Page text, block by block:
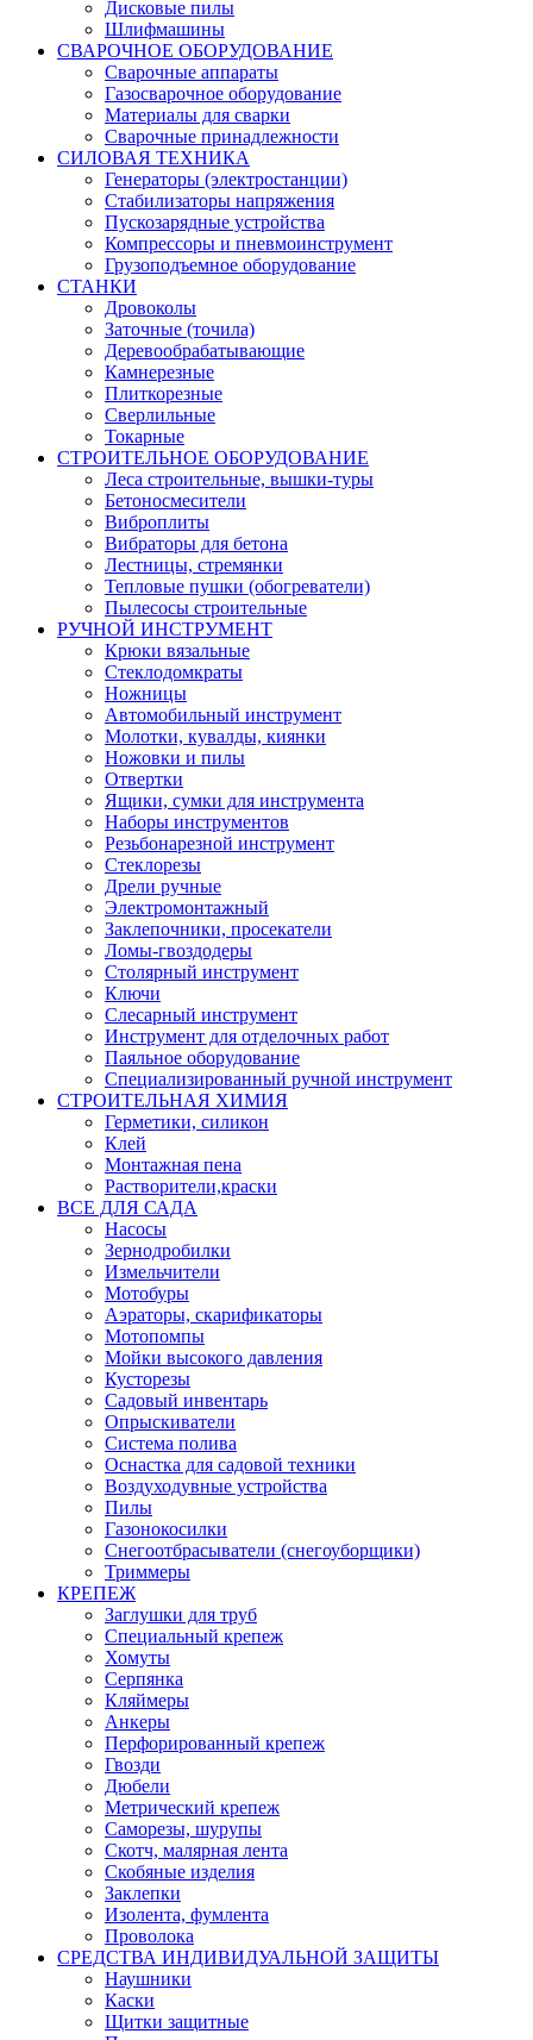
Дисковые пилы
Шлифмашины
СВАРОЧНОЕ ОБОРУДОВАНИЕ
Сварочные аппараты
Газосварочное оборудование
Материалы для сварки
Сварочные принадлежности
СИЛОВАЯ ТЕХНИКА
Генераторы (электростанции)
Стабилизаторы напряжения
Пускозарядные устройства
Компрессоры и пневмоинструмент
Грузоподъемное оборудование
СТАНКИ
Дровоколы
Заточные (точила)
Деревообрабатывающие
Камнерезные
Плиткорезные
Сверлильные
Токарные
СТРОИТЕЛЬНОЕ ОБОРУДОВАНИЕ
Леса строительные, вышки-туры
Бетоносмесители
Виброплиты
Вибраторы для бетона
Лестницы, стремянки
Тепловые пушки (обогреватели)
Пылесосы строительные
РУЧНОЙ ИНСТРУМЕНТ
Крюки вязальные
Стеклодомкраты
Ножницы
Автомобильный инструмент
Молотки, кувалды, киянки
Ножовки и пилы
Отвертки
Ящики, сумки для инструмента
Наборы инструментов
Резьбонарезной инструмент
Стеклорезы
Дрели ручные
Электромонтажный
Заклепочники, просекатели
Ломы-гвоздодеры
Столярный инструмент
Ключи
Слесарный инструмент
Инструмент для отделочных работ
Паяльное оборудование
Специализированный ручной инструмент
СТРОИТЕЛЬНАЯ ХИМИЯ
Герметики, силикон
Клей
Монтажная пена
Растворители,краски
ВСЕ ДЛЯ САДА
Насосы
Зернодробилки
Измельчители
Мотобуры
Аэраторы, скарификаторы
Мотопомпы
Мойки высокого давления
Кусторезы
Садовый инвентарь
Опрыскиватели
Система полива
Оснастка для садовой техники
Воздуходувные устройства
Пилы
Газонокосилки
Снегоотбрасыватели (снегоуборщики)
Триммеры
КРЕПЕЖ
Заглушки для труб
Специальный крепеж
Хомуты
Серпянка
Кляймеры
Анкеры
Перфорированный крепеж
Гвозди
Дюбели
Метрический крепеж
Саморезы, шурупы
Скотч, малярная лента
Скобяные изделия
Заклепки
Изолента, фумлента
Проволока
СРЕДСТВА ИНДИВИДУАЛЬНОЙ ЗАЩИТЫ
Наушники
Каски
Щитки защитные